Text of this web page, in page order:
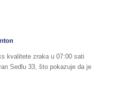
kvalitete zraka u 07:00 sati
Sedlu 33, što pokazuje da je